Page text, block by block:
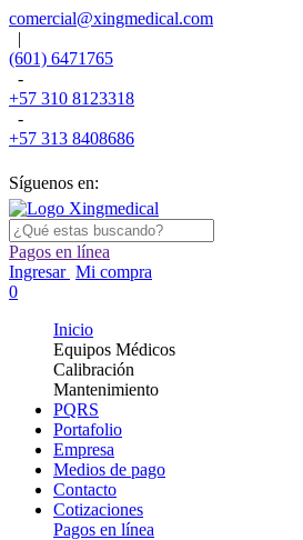
comercial@xingmedical.com
|
(601) 6471765
-
+57 310 8123318
-
+57 313 8408686
Síguenos en:
Pagos en línea
Ingresar Mi compra
0
Inicio
Equipos Médicos
Calibración
Mantenimiento
PQRS
Portafolio
Empresa
Medios de pago
Contacto
Cotizaciones
Pagos en línea